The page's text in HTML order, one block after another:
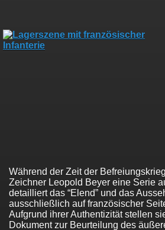
Während der Zeit der
Zeichner Leopold Beyer eine Serie
detailliert das “Elend” und das
ausschließlich auf französischer
Aufgrund ihrer Authentizität stellen
Dokument zur Beurteilung des